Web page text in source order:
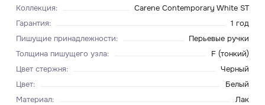
Коллекция:
Carene Contemporary White ST
Гарантия:
1 год
Пишущие принадлежности:
Перьевые ручки
Толщина пишущего узла:
F (тонкий)
Цвет стержня:
Черный
Цвет:
Белый
Материал: Лак